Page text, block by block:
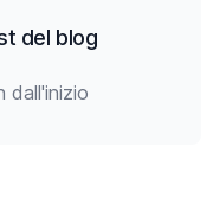
del blog
dall'inizio